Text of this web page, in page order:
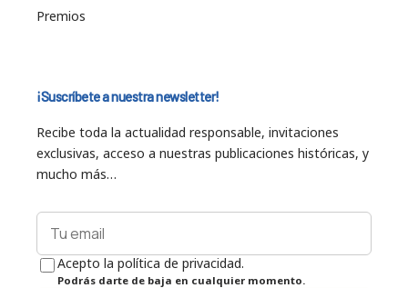
Premios
¡Suscríbete a nuestra newsletter!
Recibe toda la actualidad responsable, invitaciones
exclusivas, acceso a nuestras publicaciones históricas, y
mucho más…
Acepto la política de privacidad.
Podrás darte de baja en cualquier momento.